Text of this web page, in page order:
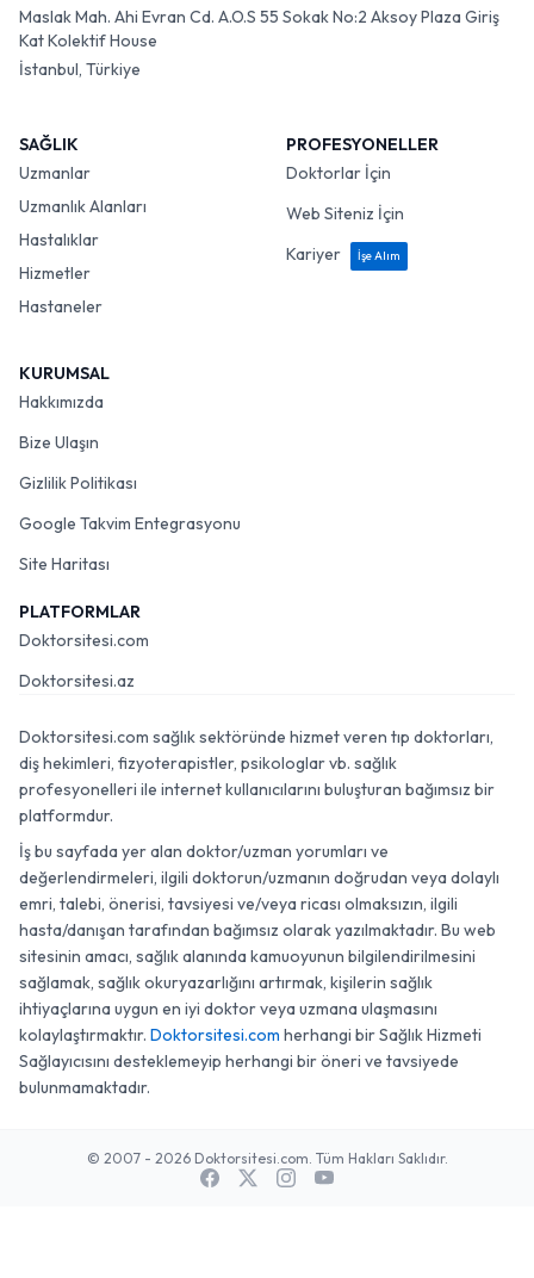
Maslak Mah. Ahi Evran Cd. A.O.S 55 Sokak No:2 Aksoy Plaza Giriş
Kat Kolektif House
İstanbul, Türkiye
SAĞLIK
Uzmanlar
Uzmanlık Alanları
Hastalıklar
Hizmetler
Hastaneler
PROFESYONELLER
Doktorlar İçin
Web Siteniz İçin
Kariyer
İşe Alım
KURUMSAL
Hakkımızda
Bize Ulaşın
Gizlilik Politikası
Google Takvim Entegrasyonu
Site Haritası
PLATFORMLAR
Doktorsitesi.com
Doktorsitesi.az
Doktorsitesi.com sağlık sektöründe hizmet veren tıp doktorları,
diş hekimleri, fizyoterapistler, psikologlar vb. sağlık
profesyonelleri ile internet kullanıcılarını buluşturan bağımsız bir
platformdur.
İş bu sayfada yer alan doktor/uzman yorumları ve
değerlendirmeleri, ilgili doktorun/uzmanın doğrudan veya dolaylı
emri, talebi, önerisi, tavsiyesi ve/veya ricası olmaksızın, ilgili
hasta/danışan tarafından bağımsız olarak yazılmaktadır. Bu web
sitesinin amacı, sağlık alanında kamuoyunun bilgilendirilmesini
sağlamak, sağlık okuryazarlığını artırmak, kişilerin sağlık
ihtiyaçlarına uygun en iyi doktor veya uzmana ulaşmasını
kolaylaştırmaktır. Doktorsitesi.com herhangi bir Sağlık Hizmeti
Sağlayıcısını desteklemeyip herhangi bir öneri ve tavsiyede
bulunmamaktadır.
© 2007 - 2026 Doktorsitesi.com. Tüm Hakları Saklıdır.